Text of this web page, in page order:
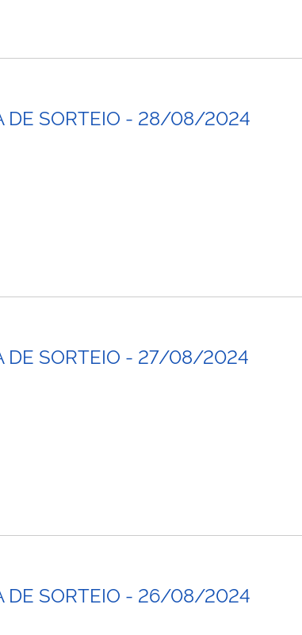
DE SORTEIO - 28/08/2024
DE SORTEIO - 27/08/2024
DE SORTEIO - 26/08/2024